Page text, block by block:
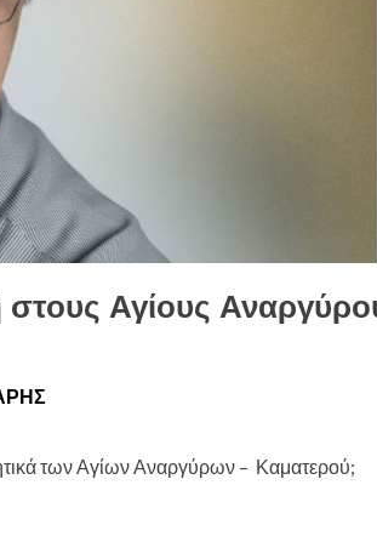
Αγίους
των Αγίων Αναργύρων – Καματερού;